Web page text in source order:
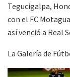
Tegucigalpa,
con el FC
así venció a Real
La Galería de